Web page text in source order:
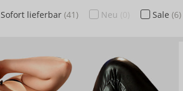
Sofort lieferbar (41) Neu (0) Sale (6)